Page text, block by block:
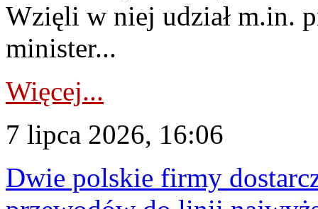
Wzięli w niej udział m.in.
minister...
Więcej...
7 lipca 2026, 16:06
Dwie polskie firmy